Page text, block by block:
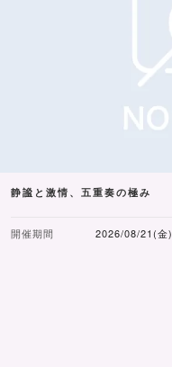
静謐と激情、五重奏の極み
開催期間 2026/08/21(金)